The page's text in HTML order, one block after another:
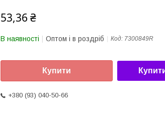
53,36 ₴
В наявності Оптом і в роздріб Код: 7300849R
Купити
+380 (93) 040-50-66